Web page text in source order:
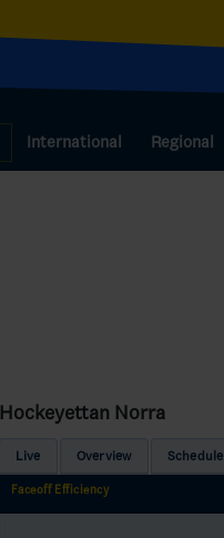
International Regional
Hockeyettan Norra
Live Overview Schedule
Faceoff Efficiency